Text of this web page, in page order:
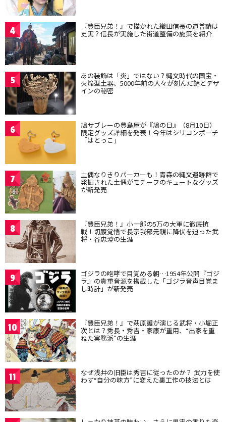
4 『豊臣兄弟！』で描かれた織田信長の道普請は
史実？信長が実施した街道整備の施策を紹介
5 あの装飾は「炎」ではない？縄文時代の国宝・
火焔型土器、5000年前の人々が刻んだ謎とデザ
インの秘密
6 鳩サブレーの豊島屋が『鳩の日』（8月10日）
限定グッズ詳細を発表！今年はシリコンポーチ
「はとっこ」
7 土偶なりきりパーカーも！青森の縄文遺跡群で
発掘された土偶がモチーフのキュートなグッズ
が新発売
8 『豊臣兄弟！』小一郎の5万の大軍に徹底抗
戦！切腹覚悟で長宗我部元親に降伏を迫った武
将・谷忠澄の生涯
9 ゴジラの咆哮で目覚める朝…1954年公開『ゴジ
ラ』の貴重音源を搭載した「ゴジラ音声目覚ま
し時計」が新発売
10 『豊臣兄弟！』で萩原護が演じる武将・小堀正
次とは？秀長・秀吉・家康が重用、“出家を重
ねた実務派”の生涯
11 なぜ浅井の旧臣は秀吉に従ったのか？ 武力を使
わず“自分の味方”に変えた裏工作の技法とは